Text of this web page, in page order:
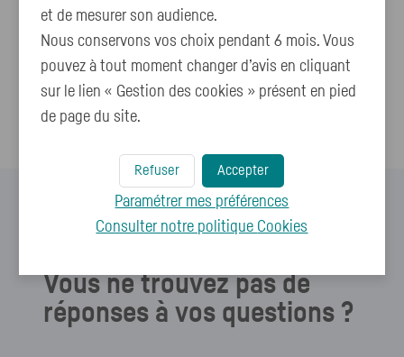
Mon épargne est bloquée, comment puis-je en
disposer pour mes projets ?
Pourquoi je ne peux pas envoyer de piéces
justificatives par mail ?
Vous ne trouvez pas de
réponses à vos questions ?
et de mesurer son audience.
Nous conservons vos choix pendant 6 mois. Vous
pouvez à tout moment changer d’avis en cliquant
sur le lien « Gestion des cookies » présent en pied
de page du site.
Accepter
Refuser
Paramétrer mes préférences
Consulter notre politique Cookies